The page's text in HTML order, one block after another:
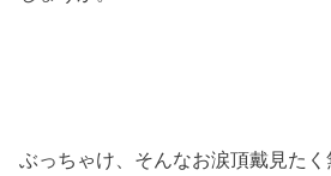
ぶっちゃけ、そんなお涙頂戴見た